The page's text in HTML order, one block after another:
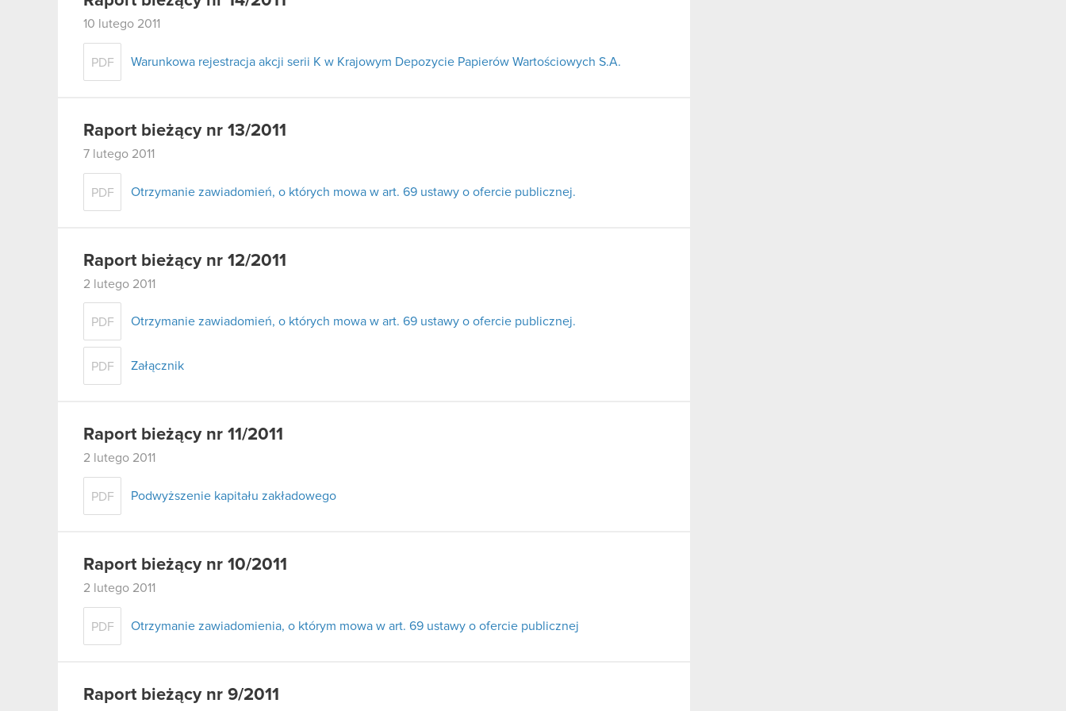
10 lutego 2011
PDF Warunkowa rejestracja akcji serii K w Krajowym Depozycie Papierów Wartościowych S.A.
Raport bieżący nr 13/2011
7 lutego 2011
PDF Otrzymanie zawiadomień, o których mowa w art. 69 ustawy o ofercie publicznej.
Raport bieżący nr 12/2011
2 lutego 2011
PDF Otrzymanie zawiadomień, o których mowa w art. 69 ustawy o ofercie publicznej.
PDF Załącznik
Raport bieżący nr 11/2011
2 lutego 2011
PDF Podwyższenie kapitału zakładowego
Raport bieżący nr 10/2011
2 lutego 2011
PDF Otrzymanie zawiadomienia, o którym mowa w art. 69 ustawy o ofercie publicznej
Raport bieżący nr 9/2011